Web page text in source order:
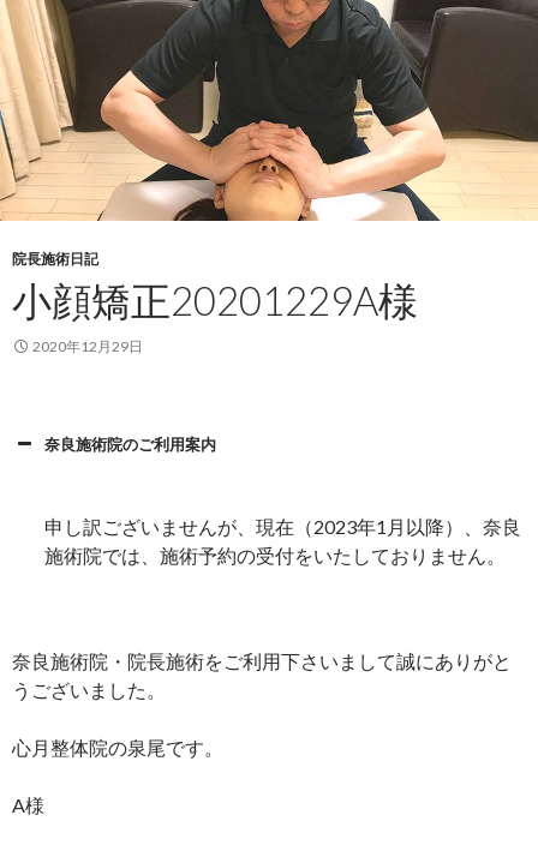
院長施術日記
小顔矯正20201229A様
2020年12月29日
奈良施術院のご利用案内
申し訳ございませんが、現在（2023年1月以降）、奈良
施術院では、施術予約の受付をいたしておりません。
奈良施術院・院長施術をご利用下さいまして誠にありがと
うございました。
心月整体院の泉尾です。
A様